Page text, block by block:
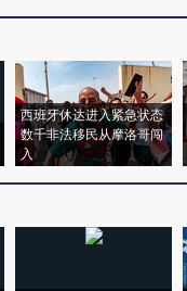
西班牙休达进入紧急状态
数千非法移民从摩洛哥闯
入